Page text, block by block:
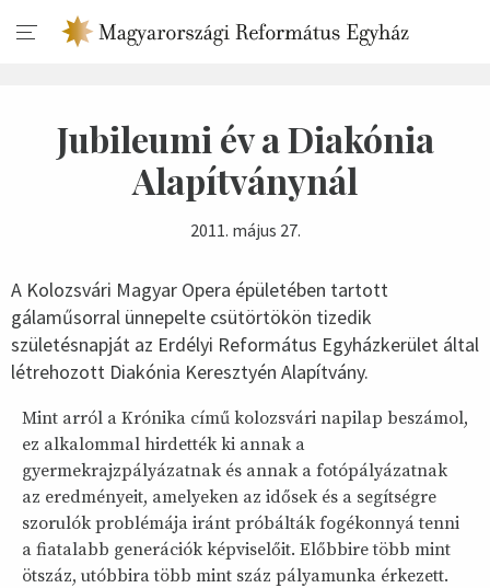
Jubileumi év a Diakónia
Alapítványnál
2011. május 27.
A Kolozsvári Magyar Opera épületében tartott
gálaműsorral ünnepelte csütörtökön tizedik
születésnapját az Erdélyi Református Egyházkerület által
létrehozott Diakónia Keresztyén Alapítvány.
Mint arról a Krónika című kolozsvári napilap beszámol,
ez alkalommal hirdették ki annak a
gyermekrajzpályázatnak és annak a fotópályázatnak
az eredményeit, amelyeken az idősek és a segítségre
szorulók problémája iránt próbálták fogékonnyá tenni
a fiatalabb generációk képviselőit. Előbbire több mint
ötszáz, utóbbira több mint száz pályamunka érkezett.